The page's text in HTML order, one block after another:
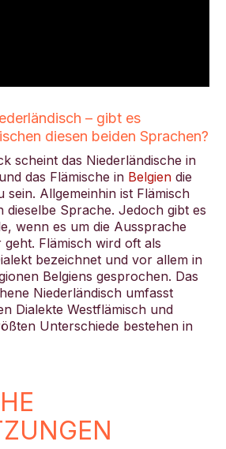
– gibt es
diesen beiden Sprachen?
scheint das Niederländische in
das Flämische in Belgien die
sein. Allgemeinhin ist Flämisch
dieselbe Sprache. Jedoch gibt es
wenn es um die Aussprache
Flämisch wird oft als
bezeichnet und vor allem in
Belgiens gesprochen. Das
Niederländisch umfasst
Dialekte Westflämisch und
Unterschiede bestehen in